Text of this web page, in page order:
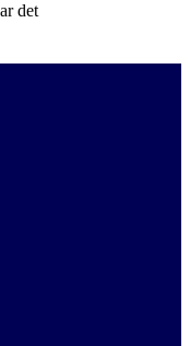
det